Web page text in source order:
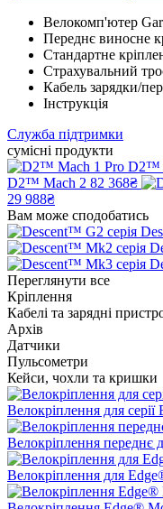
Велокомп'ютер
Переднє виносне
Стандартне
Страхувальний
Кабель зарядки/
Інструкція
Служба підтримки
сумісні продукти
D2™
D2™ Mach 2 82 368₴
29 988₴
Вам може сподобатись
Переглянути все
Кріплення
Кабелі та зарядні
Архів
Датчики
Пульсометри
Кейси, чохли та кришки
Велокріплення для серії
Велокріплення переднє
Велокріплення для